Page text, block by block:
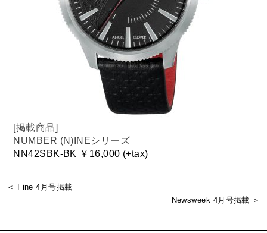
[掲載商品]
NUMBER (N)INEシリーズ
NN42SBK-BK ￥16,000 (+tax)
＜ Fine 4月号掲載
Newsweek 4月号掲載 ＞